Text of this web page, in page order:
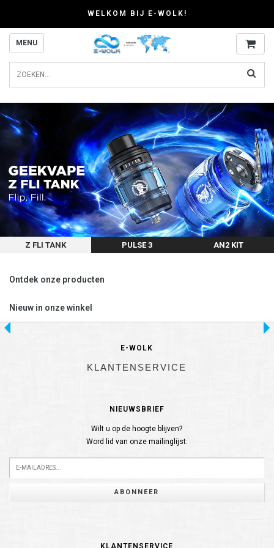
WELKOM BIJ E-WOLK!
MENU
Z FLI TANK PULSE 3 AN2 KIT
Ontdek onze producten
Nieuw in onze winkel
E-WOLK
KLANTENSERVICE
NIEUWSBRIEF
Wilt u op de hoogte blijven?
Word lid van onze mailinglijst:
ABONNEER
KLANTENSERVICE